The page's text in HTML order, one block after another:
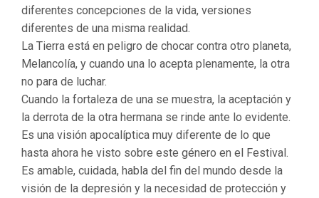
diferentes concepciones de la vida, versiones
diferentes de una misma realidad.
La Tierra está en peligro de chocar contra otro planeta,
Melancolía, y cuando una lo acepta plenamente, la otra
no para de luchar.
Cuando la fortaleza de una se muestra, la aceptación y
la derrota de la otra hermana se rinde ante lo evidente.
Es una visión apocalíptica muy diferente de lo que
hasta ahora he visto sobre este género en el Festival.
Es amable, cuidada, habla del fin del mundo desde la
visión de la depresión y la necesidad de protección y